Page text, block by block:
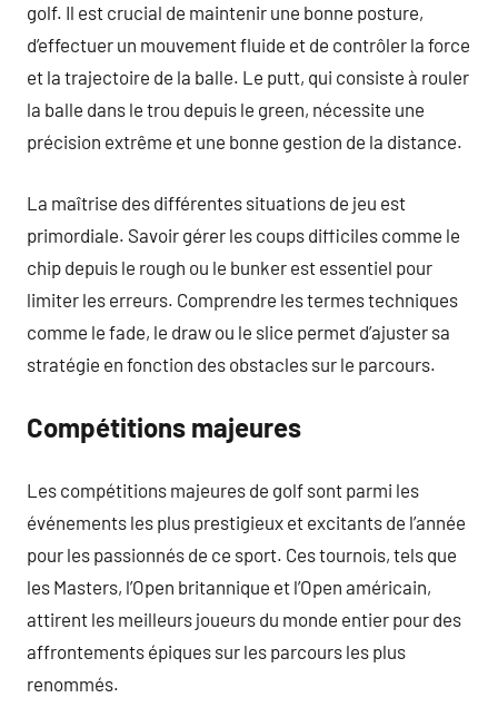
golf. Il est crucial de maintenir une bonne posture,
d’effectuer un mouvement fluide et de contrôler la force
et la trajectoire de la balle. Le putt, qui consiste à rouler
la balle dans le trou depuis le green, nécessite une
précision extrême et une bonne gestion de la distance.
La maîtrise des différentes situations de jeu est
primordiale. Savoir gérer les coups difficiles comme le
chip depuis le rough ou le bunker est essentiel pour
limiter les erreurs. Comprendre les termes techniques
comme le fade, le draw ou le slice permet d’ajuster sa
stratégie en fonction des obstacles sur le parcours.
Compétitions majeures
Les compétitions majeures de golf sont parmi les
événements les plus prestigieux et excitants de l’année
pour les passionnés de ce sport. Ces tournois, tels que
les Masters, l’Open britannique et l’Open américain,
attirent les meilleurs joueurs du monde entier pour des
affrontements épiques sur les parcours les plus
renommés.